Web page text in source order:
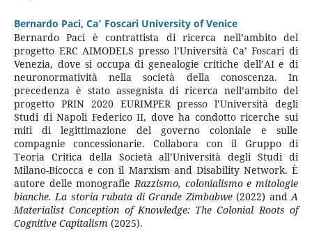
Bernardo Paci, Ca’ Foscari University of Venice
Bernardo Paci è contrattista di ricerca nell’ambito del
progetto ERC AIMODELS presso l’Università Ca’ Foscari di
Venezia, dove si occupa di genealogie critiche dell’AI e di
neuronormatività nella società della conoscenza. In
precedenza è stato assegnista di ricerca nell’ambito del
progetto PRIN 2020 EURIMPER presso l’Università degli
Studi di Napoli Federico II, dove ha condotto ricerche sui
miti di legittimazione del governo coloniale e sulle
compagnie concessionarie. Collabora con il Gruppo di
Teoria Critica della Società all’Università degli Studi di
Milano-Bicocca e con il Marxism and Disability Network. È
autore delle monografieRazzismo, colonialismo e mitologie
bianche. La storia rubata di Grande Zimbabwe(2022) andA
Materialist Conception of Knowledge: The Colonial Roots of
Cognitive Capitalism (2025).